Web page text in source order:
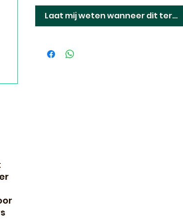
Laat mij weten wanneer dit terug